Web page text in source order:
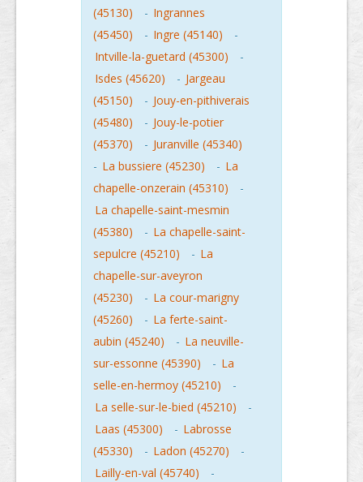
(45130)
- Ingrannes
(45450)
- Ingre (45140)
-
Intville-la-guetard (45300)
-
Isdes (45620)
- Jargeau
(45150)
- Jouy-en-pithiverais
(45480)
- Jouy-le-potier
(45370)
- Juranville (45340)
- La bussiere (45230) - La
chapelle-onzerain (45310)
-
La chapelle-saint-mesmin
(45380)
- La chapelle-saint-
sepulcre (45210)
- La
chapelle-sur-aveyron
(45230)
- La cour-marigny
(45260)
- La ferte-saint-
aubin (45240)
- La neuville-
sur-essonne (45390)
- La
selle-en-hermoy (45210)
-
La selle-sur-le-bied (45210)
-
Laas (45300)
- Labrosse
(45330)
- Ladon (45270)
-
Lailly-en-val (45740)
-